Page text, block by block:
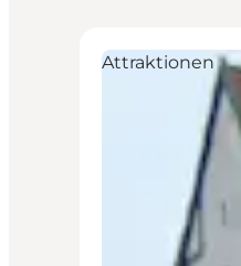
Attraktionen